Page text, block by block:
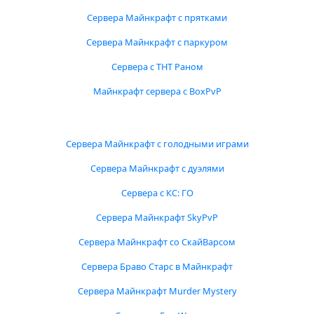
Сервера Майнкрафт с прятками
Сервера Майнкрафт с паркуром
Сервера с ТНТ Раном
Майнкрафт сервера с BoxPvP
Сервера Майнкрафт с голодными играми
Сервера Майнкрафт с дуэлями
Сервера с КС: ГО
Сервера Майнкрафт SkyPvP
Сервера Майнкрафт со СкайВарсом
Сервера Браво Старс в Майнкрафт
Сервера Майнкрафт Murder Mystery